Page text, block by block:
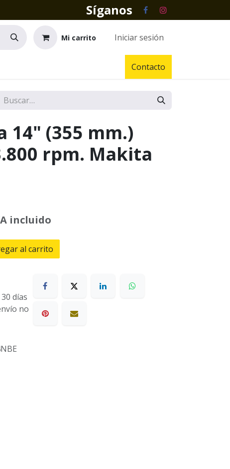
Síganos
Mi carrito Iniciar sesión
Contacto
14" (355 mm.)
rpm. Makita
incluido
al carrito
días
no